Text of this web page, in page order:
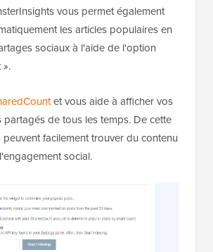
vous permet également
les articles populaires en
sociaux à l'aide de l'option
et vous aide à afficher vos
partagés de tous les temps. De cette
facilement trouver du contenu
social.